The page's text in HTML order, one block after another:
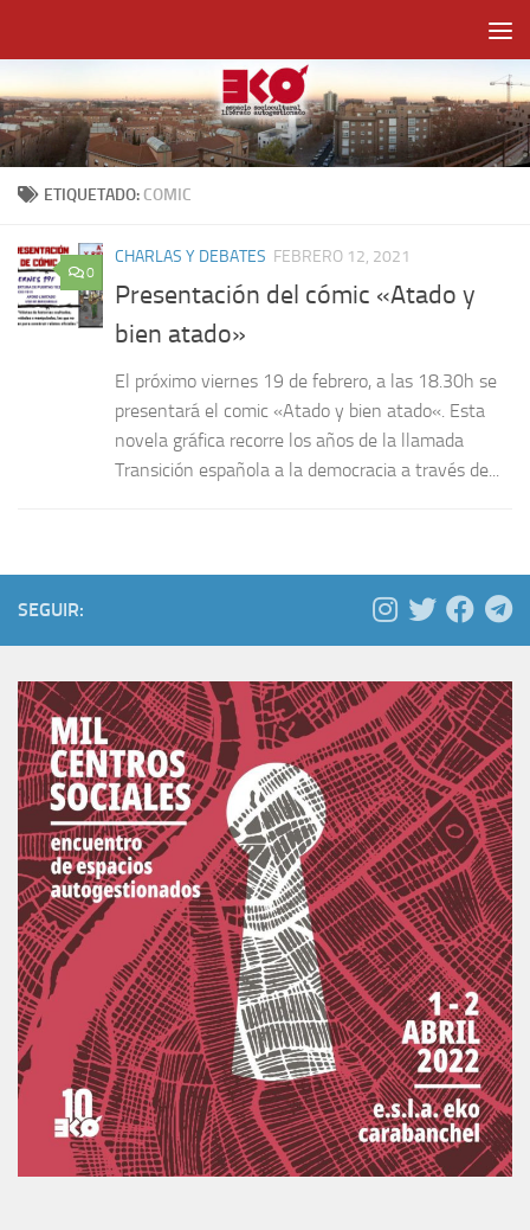
ETIQUETADO: COMIC
0
CHARLAS Y DEBATES FEBRERO 12, 2021
Presentación del cómic «Atado y
bien atado»
El próximo viernes 19 de febrero, a las 18.30h se
presentará el comic «Atado y bien atado«. Esta
novela gráfica recorre los años de la llamada
Transición española a la democracia a través de...
SEGUIR: